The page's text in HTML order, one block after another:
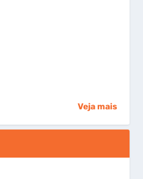
Veja mais